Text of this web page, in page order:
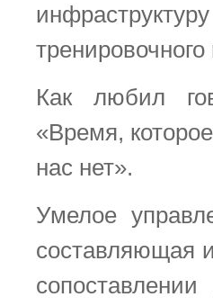
Как любил
«Время,
нас нет».
Умелое
составляющая